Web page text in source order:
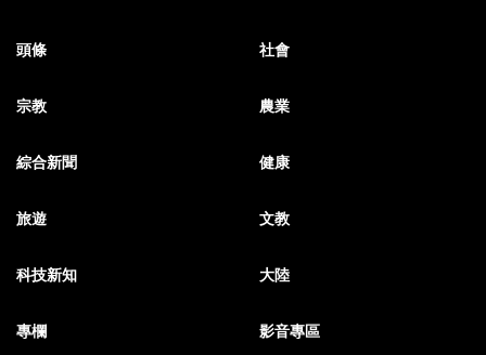
頭條 社會
宗教 農業
綜合新聞 健康
旅遊 文教
科技新知 大陸
專欄 影音專區